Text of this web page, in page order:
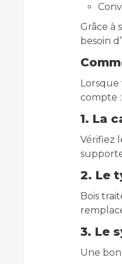
Grâce à
besoin
compte :
1. La
Vérifiez
2. Le
Bois
3. Le
Une